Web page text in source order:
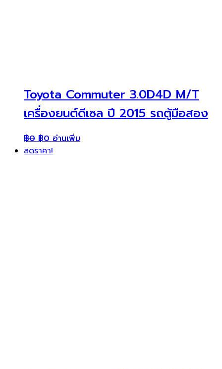
Toyota Commuter 3.0D4D M/T
เครื่องยนต์ดีเซล ปี 2015 รถตู้มือสอง
฿0 ฿0 อ่านเพิ่ม
ลดราคา!